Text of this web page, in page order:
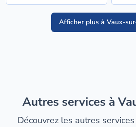
Afficher plus à Vaux-
Autres services à
Découvrez les autres